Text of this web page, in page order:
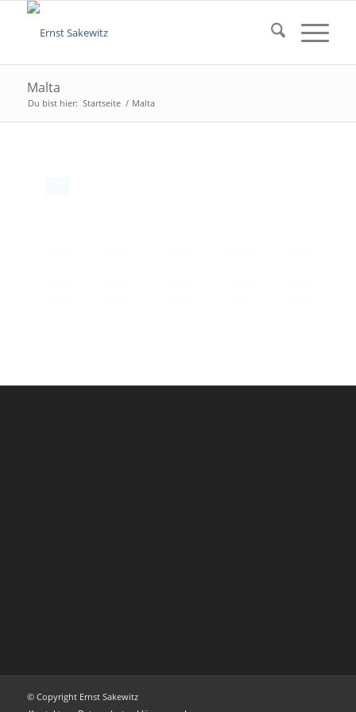
Malta
Du bist hier: Startseite / Malta
© Copyright Ernst Sakewitz